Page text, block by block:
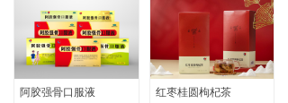
代用茶
ꀂ 阿胶强骨专题
企业文化
阿胶强骨口服液 红枣桂圆枸杞茶